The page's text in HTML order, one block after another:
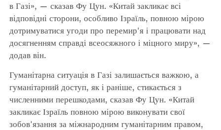
в Газі», — сказав Фу Цун. «Китай закликає всі
відповідні сторони, особливо Ізраїль, повною мірою
дотримуватися угоди про перемир'я і працювати над
досягненням справді всеосяжного і міцного миру», —
додав він.
Гуманітарна ситуація в Газі залишається важкою, а
гуманітарний доступ, як і раніше, стикається з
численними перешкодами, сказав Фу Цун. «Китай
закликає Ізраїль повною мірою виконувати свої
зобов'язання за міжнародним гуманітарним правом,